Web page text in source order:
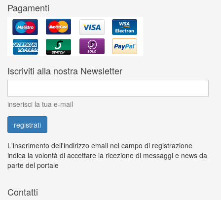
Pagamenti
Iscriviti alla nostra Newsletter
inserisci la tua e-mail
L'inserimento dell'indirizzo email nel campo di registrazione
indica la volontà di accettare la ricezione di messaggi e news da
parte del portale
Contatti